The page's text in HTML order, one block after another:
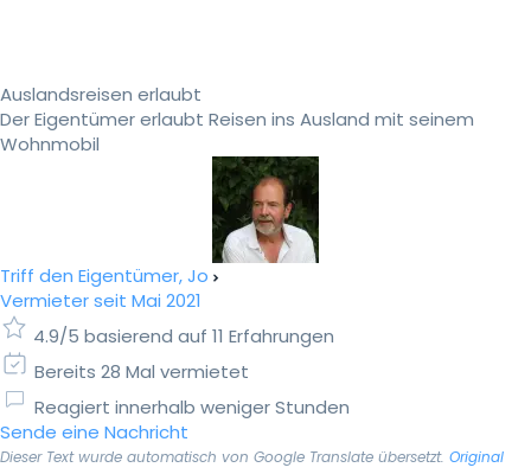
Auslandsreisen erlaubt
Der Eigentümer erlaubt Reisen ins Ausland mit seinem
Wohnmobil
Triff den Eigentümer, Jo
Vermieter seit Mai 2021
4.9/5 basierend auf 11 Erfahrungen
Bereits 28 Mal vermietet
Reagiert innerhalb weniger Stunden
Sende eine Nachricht
Dieser Text wurde automatisch von Google Translate übersetzt. Original